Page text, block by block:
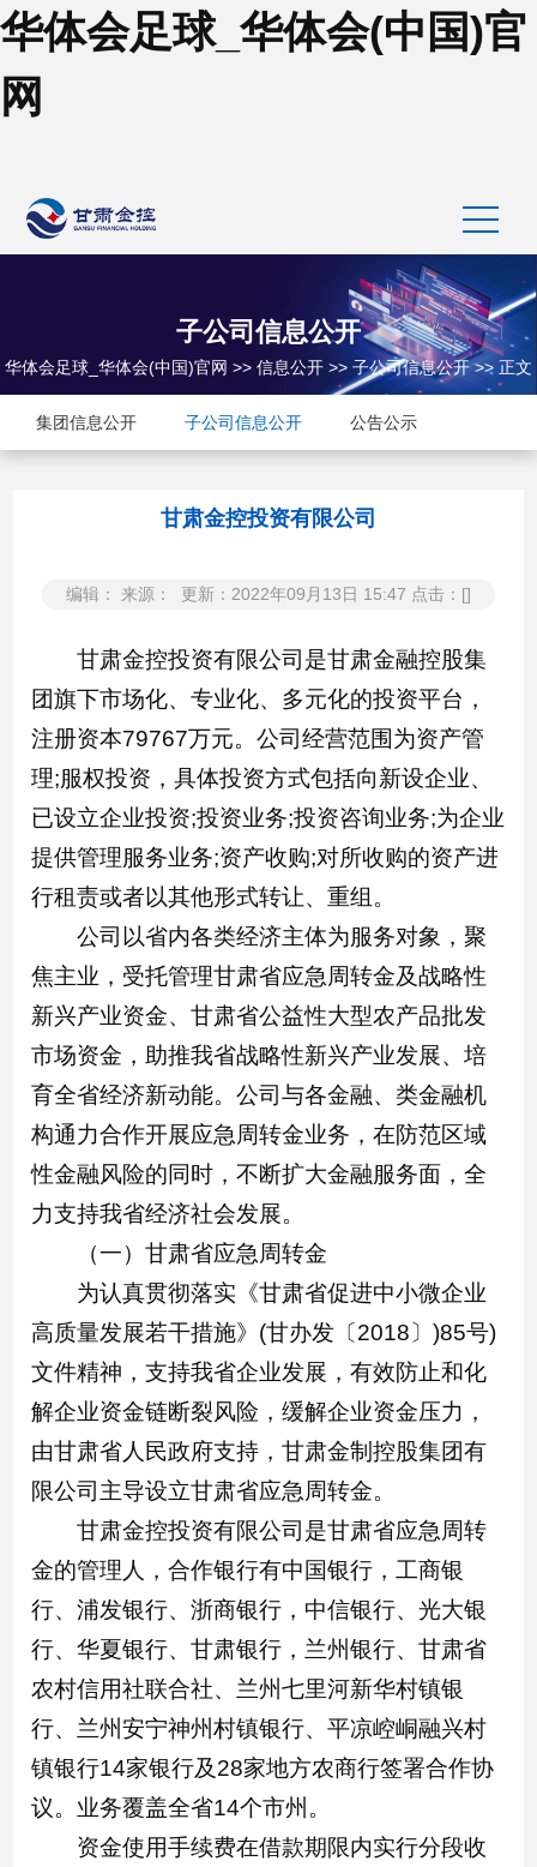
华体会足球_华体会(中国)官
网
子公司信息公开
华体会足球_华体会(中国)官网 >> 信息公开 >> 子公司信息公开>> 正文
集团信息公开 子公司信息公开 公告公示
甘肃金控投资有限公司
编辑： 来源： 更新：2022年09月13日 15:47 点击：[]
甘肃金控投资有限公司是甘肃金融控股集
团旗下市场化、专业化、多元化的投资平台，
注册资本79767万元。公司经营范围为资产管
理;服权投资，具体投资方式包括向新设企业、
已设立企业投资;投资业务;投资咨询业务;为企业
提供管理服务业务;资产收购;对所收购的资产进
行租责或者以其他形式转让、重组。
公司以省内各类经济主体为服务对象，聚
焦主业，受托管理甘肃省应急周转金及战略性
新兴产业资金、甘肃省公益性大型农产品批发
市场资金，助推我省战略性新兴产业发展、培
育全省经济新动能。公司与各金融、类金融机
构通力合作开展应急周转金业务，在防范区域
性金融风险的同时，不断扩大金融服务面，全
力支持我省经济社会发展。
（一）甘肃省应急周转金
为认真贯彻落实《甘肃省促进中小微企业
高质量发展若干措施》(甘办发〔2018〕)85号)
文件精神，支持我省企业发展，有效防止和化
解企业资金链断裂风险，缓解企业资金压力，
由甘肃省人民政府支持，甘肃金制控股集团有
限公司主导设立甘肃省应急周转金。
甘肃金控投资有限公司是甘肃省应急周转
金的管理人，合作银行有中国银行，工商银
行、浦发银行、浙商银行，中信银行、光大银
行、华夏银行、甘肃银行，兰州银行、甘肃省
农村信用社联合社、兰州七里河新华村镇银
行、兰州安宁神州村镇银行、平凉崆峒融兴村
镇银行14家银行及28家地方农商行签署合作协
议。业务覆盖全省14个市州。
资金使用手续费在借款期限内实行分段收